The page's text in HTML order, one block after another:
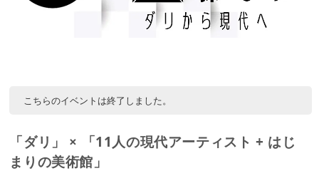
こちらのイベントは終了しました。
「ダリ」 × 「11人の現代アーティスト + はじ
まりの美術館」